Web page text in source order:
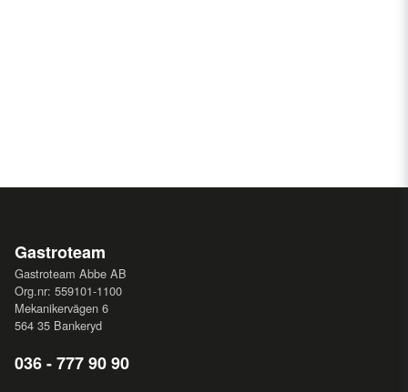
Gastroteam
Gastroteam Abbe AB
Org.nr: 559101-1100
Mekanikervägen 6
564 35 Bankeryd
036 - 777 90 90